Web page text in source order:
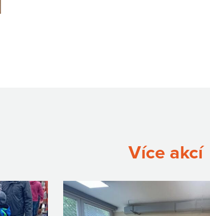
Více akcí